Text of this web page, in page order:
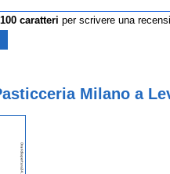
100caratteri per scrivere una
Milano a